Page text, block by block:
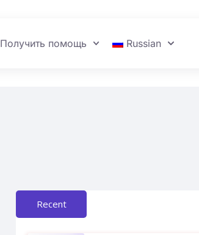
Получить помощь Russian
Recent